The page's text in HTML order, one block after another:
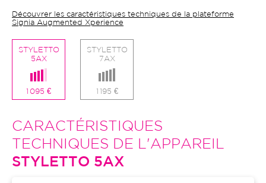
Découvrer les caractéristiques techniques de la plateforme
Signia Augmented Xperience
STYLETTO
5AX
1 095 €
STYLETTO
7AX
1 195 €
CARACTÉRISTIQUES
TECHNIQUES DE L'APPAREIL
STYLETTO 5AX